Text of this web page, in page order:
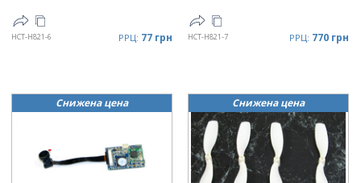
HCT-H821-6 РРЦ: 77 грн HCT-H821-7 РРЦ: 770 грн
Снижена цена Снижена цена